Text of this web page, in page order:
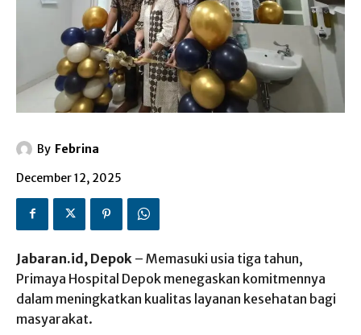
By Febrina
December 12, 2025
Jabaran.id, Depok – Memasuki usia tiga tahun,
Primaya Hospital Depok menegaskan komitmennya
dalam meningkatkan kualitas layanan kesehatan bagi
masyarakat.